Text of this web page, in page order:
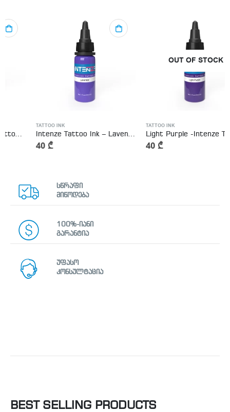
TATTOO INK
Intenze Tattoo Ink – Lavender
OUT OF STOCK
TATTOO INK
Light Purple -Intenze Tattoo Ink
სწრაფი
მიწოდება
100%-იანი
გარანტია
უფასო
კონსულტაცია
BEST SELLING PRODUCTS